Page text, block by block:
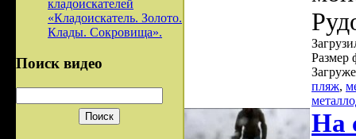
кладоискателей
«Кладоискатель. Золото.
Клады. Сокровища».
Поиск видео
Размер
пляж,
На